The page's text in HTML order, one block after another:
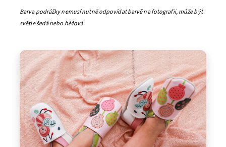
Barva podrážky nemusí nutně odpovídat barvě na fotografii, může být
světle šedá nebo béžová.